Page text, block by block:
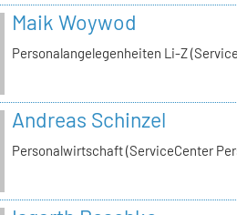
Maik Woywod
Personalangelegenheiten Li-Z
Andreas Schinzel
Personalwirtschaft (ServiceCenter